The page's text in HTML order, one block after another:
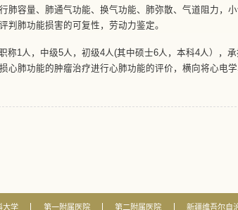
肺容量、肺通气功能、换气功能、肺弥散、气道阻力，
判肺功能损害的可复性，劳动力鉴定。
称1人，中级5人，初级4人(其中硕士6人，本科4人），
心肺功能的肿瘤治疗进行心肺功能的评价，横向将心
大学 第一附属医院 第二附属医院 新疆维吾尔自